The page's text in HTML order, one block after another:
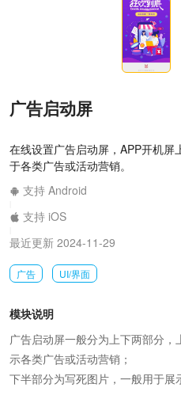
广告启动屏
在线设置广告启动屏，APP开机
于各类广告或活动营销。
支持 Android
支持 iOS
最近更新 2024-11-29
广告 UI/界面
模块说明
广告启动屏一般分为上下两部分
示各类广告或活动营销；
下半部分为写死图片，一般用于展